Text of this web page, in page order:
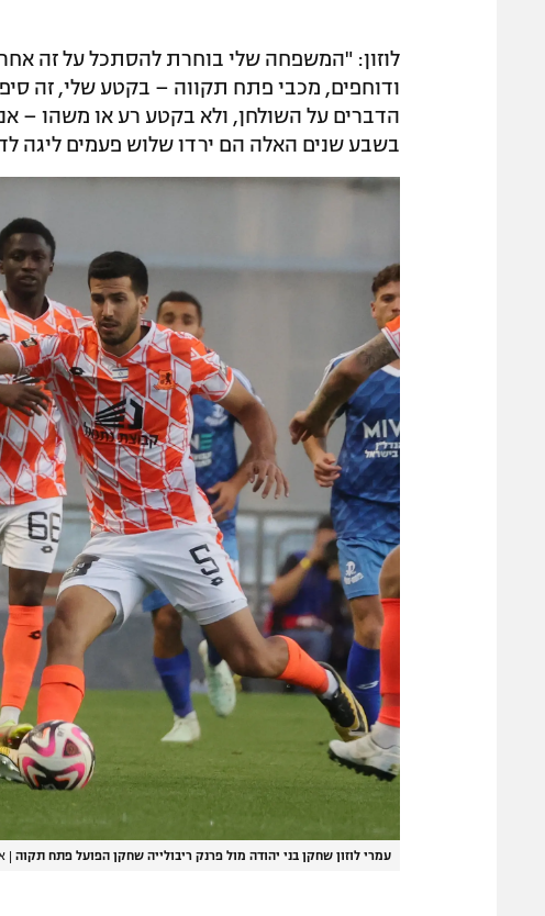
לוזון: "המשפחה שלי בוחרת להסתכל על זה
ודוחפים, מכבי פתח תקווה – בקטע שלי, זה
בשבע שנים האלה הם ירדו שלוש פעמים ליגה
עמרי לוזון שחקן בני יהודה מול פרנק ריבולייה שחקן הפועל פתח תקוה |